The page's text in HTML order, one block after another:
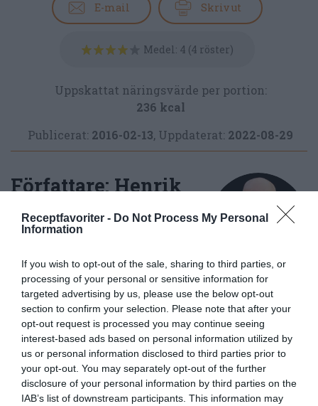
Receptfavoriter - Do Not Process My Personal
Information
If you wish to opt-out of the sale, sharing to third parties, or
processing of your personal or sensitive information for
targeted advertising by us, please use the below opt-out
section to confirm your selection. Please note that after your
opt-out request is processed you may continue seeing
interest-based ads based on personal information utilized by
us or personal information disclosed to third parties prior to
your opt-out. You may separately opt-out of the further
disclosure of your personal information by third parties on the
IAB’s list of downstream participants. This information may
E-mail Skriv ut
Medel: 4 (4 röster)
Uppskattat näringsvärde per portion:
236 kcal
Publicerat: 2016-02-13, Uppdaterat: 2022-08-29
Författare:Henrik
Mattsson
med en fil. kand i
Måltidsvetenskap från
restauranghögskolan i Grythyttan. På denna sida
delar jag med mig av tusentals olika recept för alla
smaker - noviser som hemmakockar. Alla recept
har jag provlagat, skrivit och fotat så att du ska
kunna laga dem med bästa resultat hemma. Läs mer
om mig.